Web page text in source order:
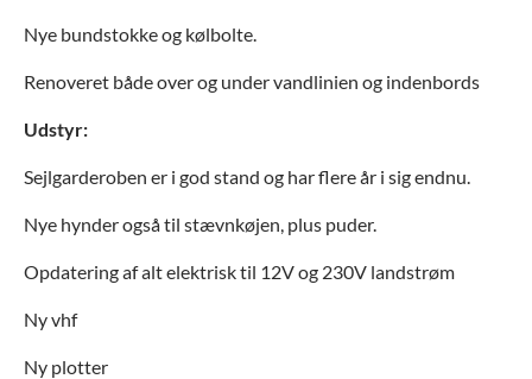
Nye bundstokke og kølbolte.
Renoveret både over og under vandlinien og indenbords
Udstyr:
Sejlgarderoben er i god stand og har flere år i sig endnu.
Nye hynder også til stævnkøjen, plus puder.
Opdatering af alt elektrisk til 12V og 230V landstrøm
Ny vhf
Ny plotter